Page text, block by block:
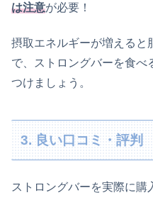
は注意が必要！
摂取エネルギーが増えると
で、ストロングバーを食べ
つけましょう。
3. 良い口コミ・評判
ストロングバーを実際に購